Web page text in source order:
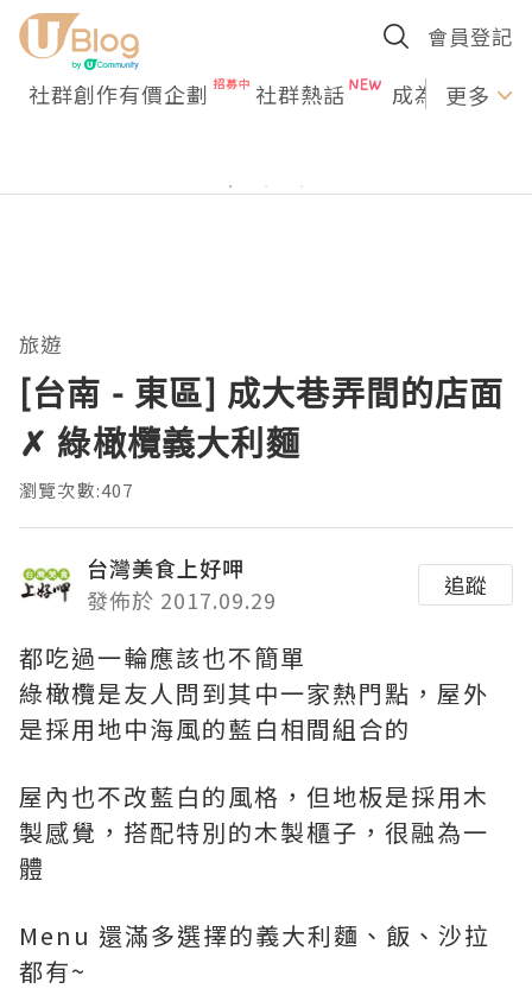
會員登記
社群創作有價企劃 社群熱話 成為U更多
旅遊
[台南 - 東區] 成大巷弄間的店面
✗ 綠橄欖義大利麵
瀏覽次數:407
台灣美食上好呷
發佈於 2017.09.29
追蹤
都吃過一輪應該也不簡單
綠橄欖是友人問到其中一家熱門點，屋外
是採用地中海風的藍白相間組合的
屋內也不改藍白的風格，但地板是採用木
製感覺，搭配特別的木製櫃子，很融為一
體
Menu 還滿多選擇的義大利麵、飯、沙拉
都有~